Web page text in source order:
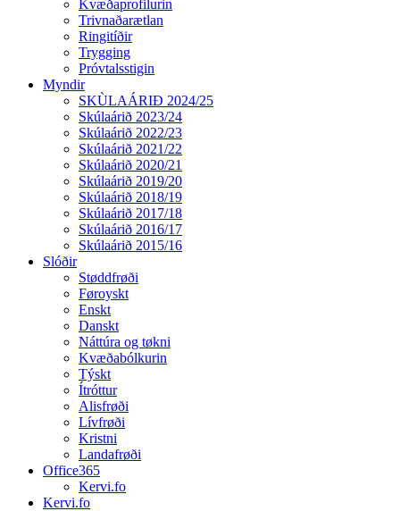
Kvæðaprofilurin
Trivnaðarætlan
Ringitíðir
Trygging
Próvtalsstigin
Myndir
SKÙLAÁRIÐ 2024/25
Skúlaárið 2023/24
Skúlaárið 2022/23
Skúlaárið 2021/22
Skúlaárið 2020/21
Skúlaárið 2019/20
Skúlaárið 2018/19
Skúlaárið 2017/18
Skúlaárið 2016/17
Skúlaárið 2015/16
Slóðir
Støddfrøði
Føroyskt
Enskt
Danskt
Náttúra og tøkni
Kvæðabólkurin
Týskt
Ítróttur
Alisfrøði
Lívfrøði
Kristni
Landafrøði
Office365
Kervi.fo
Kervi.fo